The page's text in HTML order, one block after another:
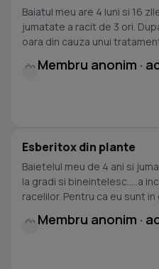
Baiatul meu are 4 luni si 16
jumatate a racit de 3 ori.
oara din cauza unui
Membru anonim ·
Esberitox din plante
Baietelul meu de 4 ani si
la gradi si bineintelesc.....a
racelilor. Pentru ca eu sunt in
Membru anonim ·